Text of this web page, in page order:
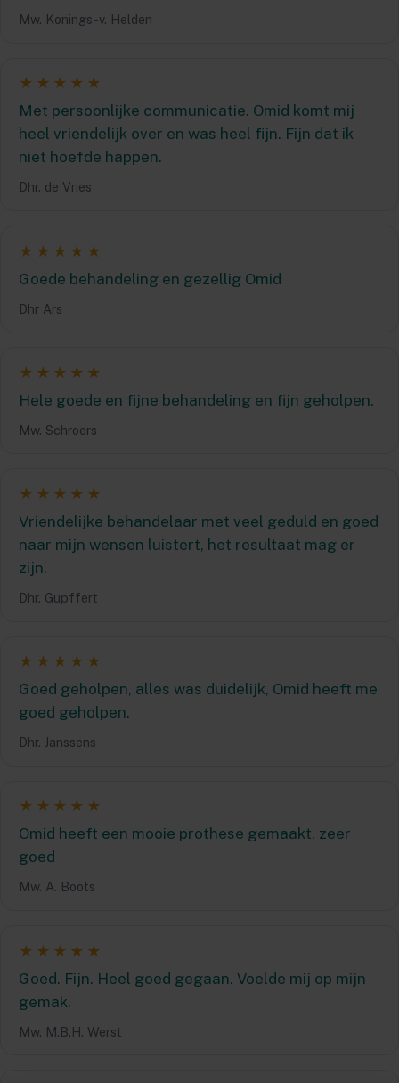
Mw. Konings-v. Helden
★★★★★
Met persoonlijke communicatie. Omid komt mij
heel vriendelijk over en was heel fijn. Fijn dat ik
niet hoefde happen.
Dhr. de Vries
★★★★★
Goede behandeling en gezellig Omid
Dhr Ars
★★★★★
Hele goede en fijne behandeling en fijn geholpen.
Mw. Schroers
★★★★★
Vriendelijke behandelaar met veel geduld en goed
naar mijn wensen luistert, het resultaat mag er
zijn.
Dhr. Gupffert
★★★★★
Goed geholpen, alles was duidelijk, Omid heeft me
goed geholpen.
Dhr. Janssens
★★★★★
Omid heeft een mooie prothese gemaakt, zeer
goed
Mw. A. Boots
★★★★★
Goed. Fijn. Heel goed gegaan. Voelde mij op mijn
gemak.
Mw. M.B.H. Werst